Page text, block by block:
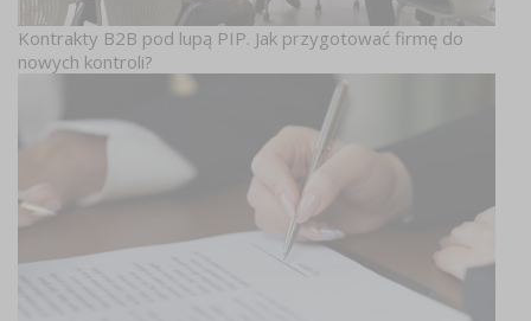
Kontrakty B2B pod lupą PIP. Jak przygotować firmę do
nowych kontroli?